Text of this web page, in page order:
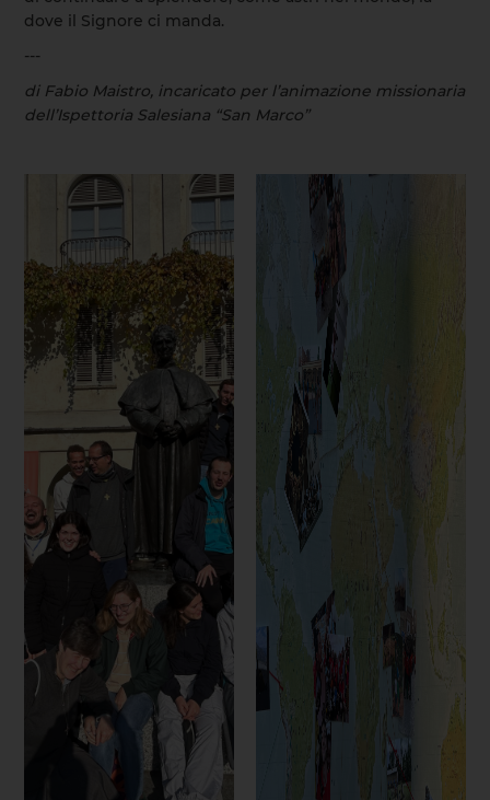
dove il Signore ci manda.
---
di Fabio Maistro, incaricato per l’animazione missionaria
dell’Ispettoria Salesiana “San Marco”